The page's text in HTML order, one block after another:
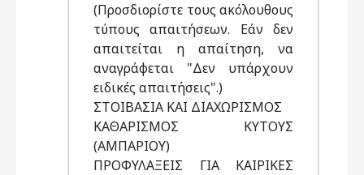
(Προσδιορίστε τους ακόλουθους
τύπους απαιτήσεων. Εάν δεν
απαιτείται η απαίτηση, να
αναγράφεται "Δεν υπάρχουν
ειδικές απαιτήσεις".)
ΣΤΟΙΒΑΣΙΑ ΚΑΙ ΔΙΑΧΩΡΙΣΜΟΣ
ΚΑΘΑΡΙΣΜΟΣ ΚΥΤΟΥΣ
(ΑΜΠΑΡΙΟΥ)
ΠΡΟΦΥΛΑΞΕΙΣ ΓΙΑ ΚΑΙΡΙΚΕΣ